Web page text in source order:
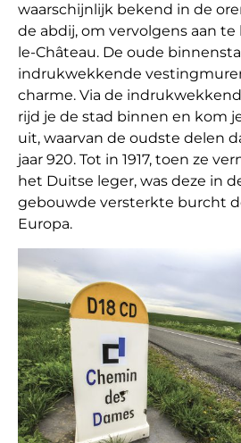
waarschijnlijk bekend in de
de abdij, om vervolgens aan
le-Château. De oude
indrukwekkende
charme. Via de
rijd je de stad binnen en kom
uit, waarvan de oudste delen
jaar 920. Tot in 1917, toen ze
het Duitse leger, was deze in
gebouwde versterkte burcht
Europa.